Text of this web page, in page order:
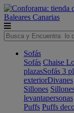
Baleares Canarias
Sofás
Sofás Chaise
plazasSofás 3
exteriorDivanes
Sillones
levantapersonas
Puffs Puffs